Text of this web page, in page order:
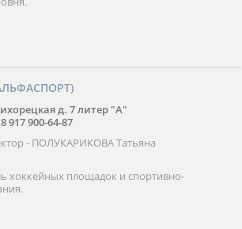
д. 7 литер "А"
917 900-64-87
- ПОЛУКАРИКОВА Татьяна
хоккейных площадок и спортивно-